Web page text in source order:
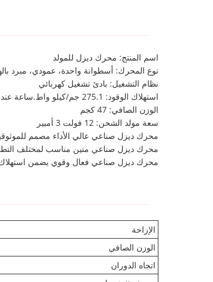
اسم المنتج: محرك ديزل للمولد
نوع المحرك: أسطوانة واحدة، عمودي، مبرد
نظام التشغيل: بادئ تشغيل كهربائي
استهلاك الوقود: 275.1 جم/كيلو واط.ساعة عند 3000 دورة في الدقيقة
الوزن الصافي: 47 كجم
سعة مولد الشحن: 12 فولت 3 أمبير
محرك ديزل صناعي عالي الأداء مصمم
محرك ديزل صناعي متين مناسب لمختلف
محرك ديزل صناعي فعال وقوي يضمن استهلاك
الإزاحة
الوزن الصافي
اتجاه الدوران